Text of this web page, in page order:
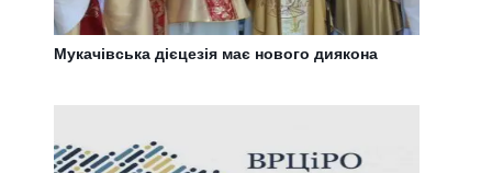
Мукачівська дієцезія має нового диякона